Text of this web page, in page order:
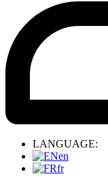
LANGUAGE:
en
fr